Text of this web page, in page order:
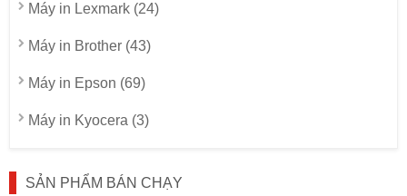
Máy in Lexmark (24)
Máy in Brother (43)
Máy in Epson (69)
Máy in Kyocera (3)
SẢN PHẨM BÁN CHẠY